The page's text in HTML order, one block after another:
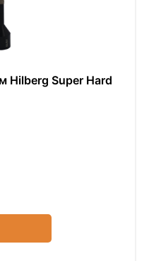
Hilberg Super Hard